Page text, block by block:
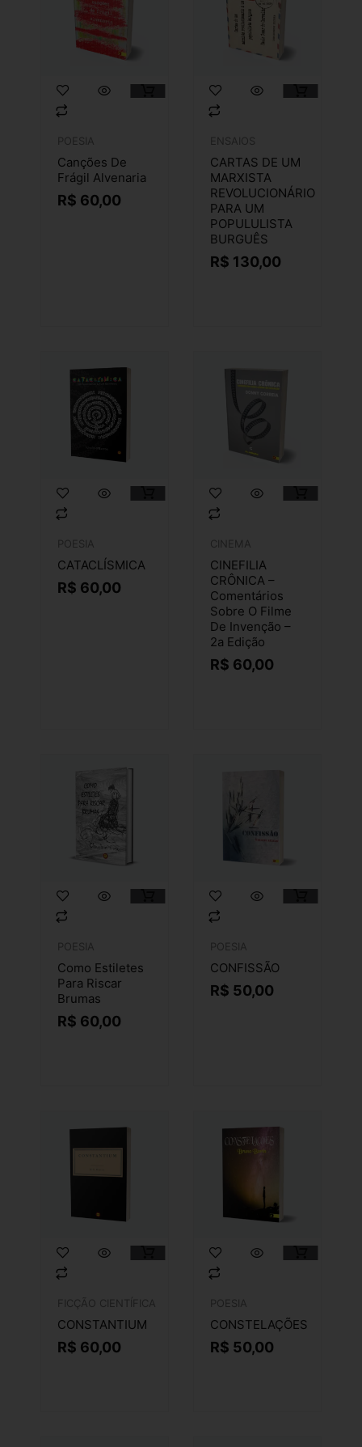
POESIA
Canções De
Frágil Alvenaria
R$ 60,00
ENSAIOS
CARTAS DE UM
MARXISTA
REVOLUCIONÁRIO
PARA UM
POPULULISTA
BURGUÊS
R$ 130,00
POESIA
CATACLÍSMICA
R$ 60,00
CINEMA
CINEFILIA
CRÔNICA –
Comentários
Sobre O Filme
De Invenção –
2a Edição
R$ 60,00
POESIA
Como Estiletes
Para Riscar
Brumas
R$ 60,00
POESIA
CONFISSÃO
R$ 50,00
FICÇÃO CIENTÍFICA
CONSTANTIUM
R$ 60,00
POESIA
CONSTELAÇÕES
R$ 50,00